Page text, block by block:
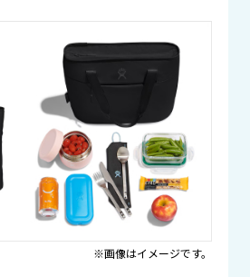
※画像はイメージです。